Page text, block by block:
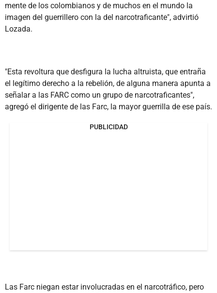
mente de los colombianos y de muchos en el mundo la
imagen del guerrillero con la del narcotraficante", advirtió
Lozada.
"Esta revoltura que desfigura la lucha altruista, que entraña
el legítimo derecho a la rebelión, de alguna manera apunta a
señalar a las FARC como un grupo de narcotraficantes",
agregó el dirigente de las Farc, la mayor guerrilla de ese país.
PUBLICIDAD
Las Farc niegan estar involucradas en el narcotráfico, pero